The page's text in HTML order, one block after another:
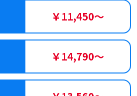
￥11,450～
￥14,790～